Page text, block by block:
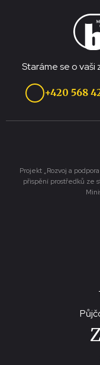
Staráme se o vaši
+420 568
Projekt „Rozvoj a
přispění prostředků ze